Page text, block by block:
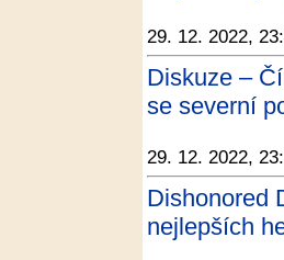
29. 12. 2022,
Diskuze –
se severní
29. 12. 2022,
Dishonored
nejlepších